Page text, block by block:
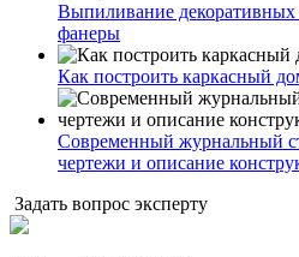
Выпиливание декоративных
фанеры
Как построить каркасный
Современный журнальный
чертежи и описание
Задать вопрос эксперту